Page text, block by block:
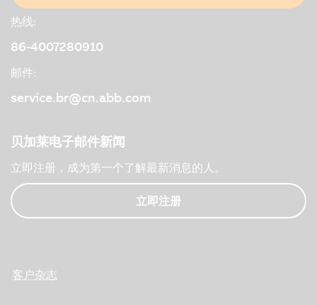
热线:
86-4007280910
邮件:
service.br@cn.abb.com
贝加莱电子邮件新闻
立即注册，成为第一个了解最新消息的人。
立即注册
客户杂志